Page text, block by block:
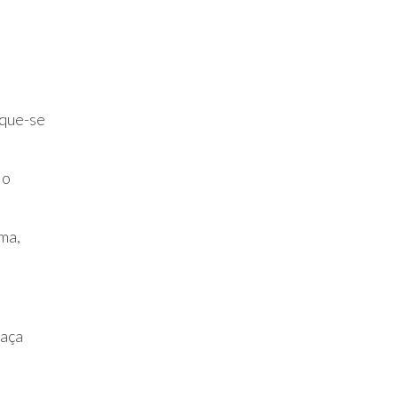
se